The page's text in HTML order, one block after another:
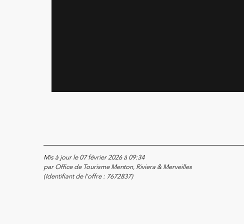
Mis à jour le 07 février 2026 à 09:34
par Office de Tourisme Menton, Riviera & Merveilles
(Identifiant de l'offre : 7672837)